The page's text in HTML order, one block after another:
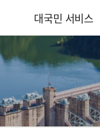
대국민 서비스